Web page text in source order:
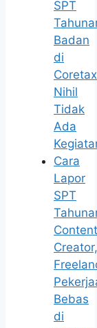
SPT
Badan
di
Coretax
Nihil
Tidak
Ada
Cara
Lapor
SPT
Content
Creator,
Bebas
di